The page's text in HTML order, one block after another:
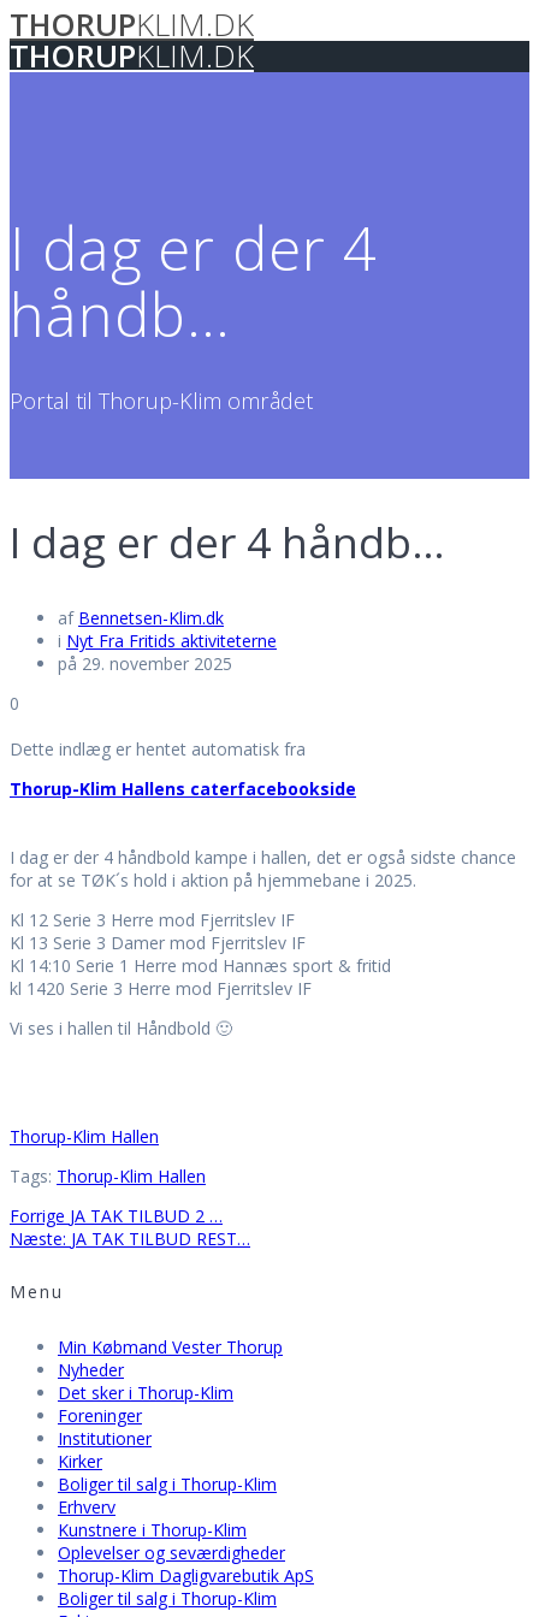
Skip
to
content
THORUPKLIM.DK
THORUPKLIM.DK
I dag er der 4
håndb…
Portal til Thorup-Klim området
I dag er der 4 håndb…
af Bennetsen-Klim.dk
i Nyt Fra Fritids aktiviteterne
på 29. november 2025
0
Dette indlæg er hentet automatisk fra
Thorup-Klim Hallens caterfacebookside
I dag er der 4 håndbold kampe i hallen, det er også sidste chance
for at se TØK´s hold i aktion på hjemmebane i 2025.
Kl 12 Serie 3 Herre mod Fjerritslev IF
Kl 13 Serie 3 Damer mod Fjerritslev IF
Kl 14:10 Serie 1 Herre mod Hannæs sport & fritid
kl 1420 Serie 3 Herre mod Fjerritslev IF
Vi ses i hallen til Håndbold 🙂
Thorup-Klim Hallen
Tags: Thorup-Klim Hallen
Indlægsnavigation
Forrige Forrige
indlæg:
JA TAK TILBUD 2 …
Næste: Næste
JA TAK TILBUD REST…
Menu
Min Købmand Vester Thorup
Nyheder
Det sker i Thorup-Klim
Foreninger
Institutioner
Kirker
Boliger til salg i Thorup-Klim
Erhverv
Kunstnere i Thorup-Klim
Oplevelser og seværdigheder
Thorup-Klim Dagligvarebutik ApS
Boliger til salg i Thorup-Klim